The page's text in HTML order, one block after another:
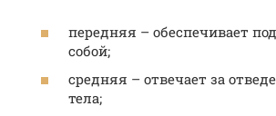
передняя – обеспечивает
собой;
средняя – отвечает за
тела;